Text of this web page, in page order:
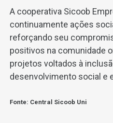
A cooperativa Sicoob
continuamente ações
reforçando seu
positivos na comunidade
projetos voltados à
desenvolvimento social e
Fonte: Central Sicoob Uni